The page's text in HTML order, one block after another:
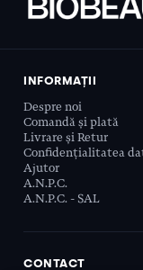
INFORMAȚII
Despre noi
Comandă și plată
Livrare și Retur
Confidențialitatea
Ajutor
A.N.P.C.
A.N.P.C. - SAL
CONTACT